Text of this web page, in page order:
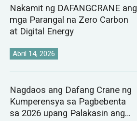
Nakamit ng DAFANGCRANE ang
mga Parangal na Zero Carbon
at Digital Energy
Abril 14, 2026
Nagdaos ang Dafang Crane ng
Kumperensya sa Pagbebenta
sa 2026 upang Palakasin ang